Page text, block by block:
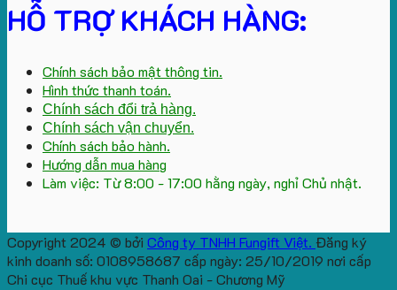
HỖ TRỢ KHÁCH HÀNG:
Chính sách bảo mật thông tin.
Hình thức thanh toán.
Chính sách đổi trả hàng.
Chính sách vận chuyển.
Chính sách bảo hành.
Hướng dẫn mua hàng
Làm việc: Từ 8:00 - 17:00 hằng ngày, nghỉ Chủ nhật.
Copyright 2024 © bởi Công ty TNHH Fungift Việt. Đăng ký
kinh doanh số: 0108958687 cấp ngày: 25/10/2019 nơi cấp
Chi cục Thuế khu vực Thanh Oai - Chương Mỹ